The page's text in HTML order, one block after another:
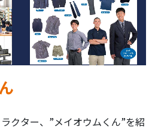
クター、”メイオウムくん”を紹